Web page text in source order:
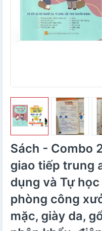
Sách - Combo
giao tiếp trung
dụng và Tự
phòng công
mặc, giày da,